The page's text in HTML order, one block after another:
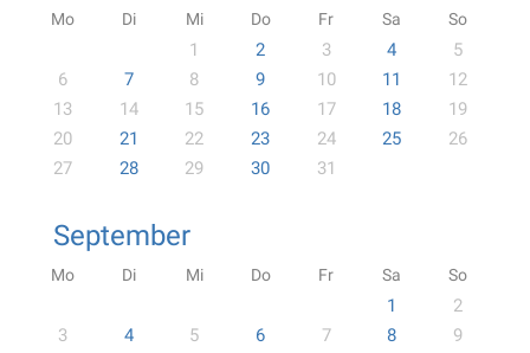
Mo Di Mi Do Fr Sa So
1 2 3 4
5
6
7 8 9 10 11
12
13
14 15 16 17 18
19
20
21 22 23 24 25
26
27
28 29 30 31
September
Mo Di Mi Do Fr Sa So
1
2
3
4 5 6 7 8
9